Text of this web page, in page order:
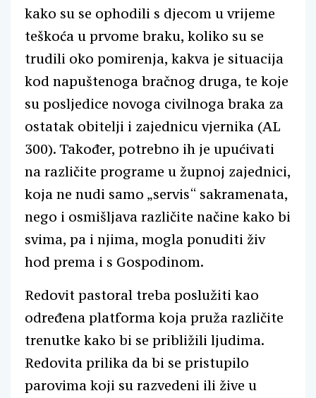
kako su se ophodili s djecom u vrijeme
teškoća u prvome braku, koliko su se
trudili oko pomirenja, kakva je situacija
kod napuštenoga bračnog druga, te koje
su posljedice novoga civilnoga braka za
ostatak obitelji i zajednicu vjernika (AL
300). Također, potrebno ih je upućivati
na različite programe u župnoj zajednici,
koja ne nudi samo „servis“ sakramenata,
nego i osmišljava različite načine kako bi
svima, pa i njima, mogla ponuditi živ
hod prema i s Gospodinom.
Redovit pastoral treba poslužiti kao
određena platforma koja pruža različite
trenutke kako bi se približili ljudima.
Redovita prilika da bi se pristupilo
parovima koji su razvedeni ili žive u